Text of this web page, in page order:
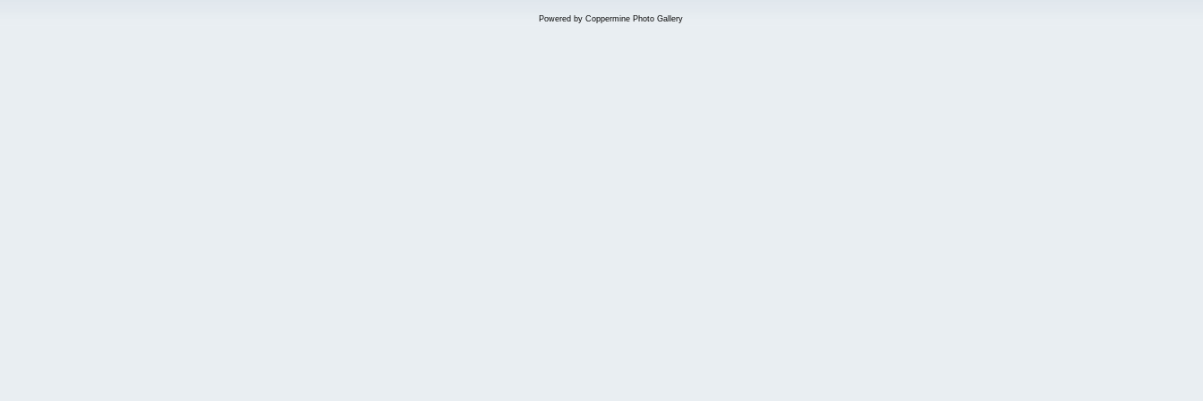
Powered by Coppermine Photo Gallery